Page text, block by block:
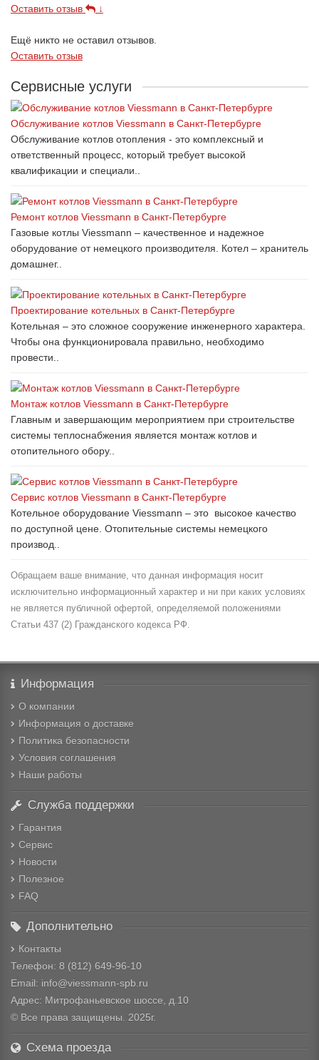
Оставить отзыв
↓
Ещё никто не оставил отзывов.
Оставить отзыв
Сервисные услуги
Обслуживание котлов Viessmann в Санкт-Петербурге
Обслуживание котлов отопления - это комплексный и
ответственный процесс, который требует высокой
квалификации и специали..
Ремонт котлов Viessmann в Санкт-Петербурге
Газовые котлы Viessmann – качественное и надежное
оборудование от немецкого производителя. Котел – хранитель
домашнег..
Проектирование котельных в Санкт-Петербурге
Котельная – это сложное сооружение инженерного характера.
Чтобы она функционировала правильно, необходимо
провести..
Монтаж котлов Viessmann в Санкт-Петербурге
Главным и завершающим мероприятием при строительстве
системы теплоснабжения является монтаж котлов и
отопительного обору..
Сервис котлов Viessmann в Санкт-Петербурге
Котельное оборудование Viessmann – это высокое качество
по доступной цене. Отопительные системы немецкого
производ..
Обращаем ваше внимание, что данная информация носит
исключительно информационный характер и ни при каких условиях
не является публичной офертой, определяемой положениями
Статьи 437 (2) Гражданского кодекса РФ.
Информация
О компании
Информация о доставке
Политика безопасности
Условия соглашения
Наши работы
Служба поддержки
Гарантия
Сервис
Новости
Полезное
FAQ
Дополнительно
Контакты
Телефон: 8 (812) 649-96-10
Email: info@viessmann-spb.ru
Адрес: Митрофаньевское шоссе, д.10
© Все права защищены. 2025г.
Схема проезда